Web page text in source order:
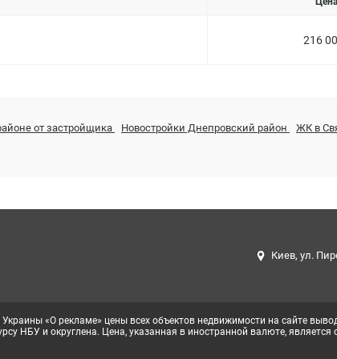
216
от застройщика Новостройки Днепровский район
ЖК в
Киев, ул.
«О рекламе» цены всех объектов недвижимости на сайте
НБУ и округлена. Цена, указанная в иностранной валюте, является